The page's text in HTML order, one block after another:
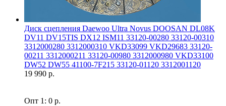
Диск сцепления Daewoo Ultra Novus DOOSAN DL08K
DV11 DV15TIS DX12 ISM11 33120-00280 33120-00310
3312000280 3312000310 VKD33099 VKD29683 33120-
00211 3312000211 33120-00980 3312000980 VKD33100
DW52 DW55 41100-7F215 33120-01120 3312001120
19 990 р.
Опт 1: 0 р.